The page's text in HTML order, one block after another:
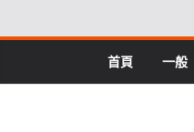
to
首頁 一般